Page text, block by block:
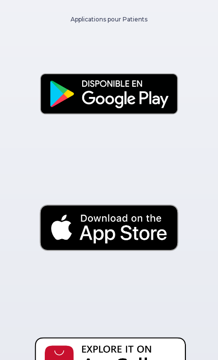
Applications pour Patients